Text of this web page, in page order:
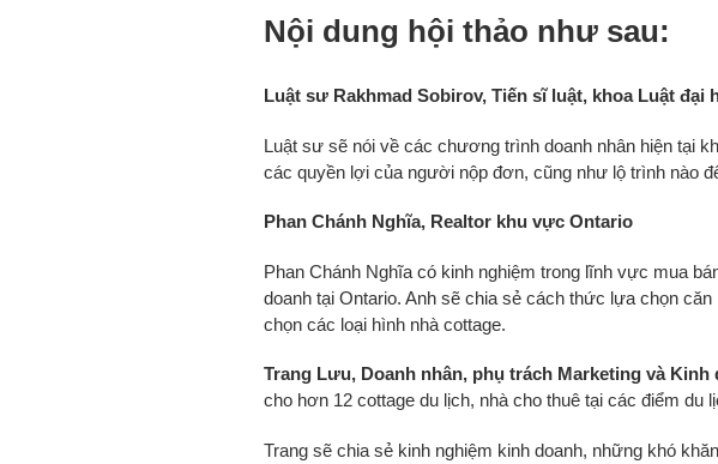
Nội dung hội thảo như sau:
Luật sư Rakhmad Sobirov, Tiến sĩ luật, khoa Luật đại
Luật sư sẽ nói về các chương trình doanh nhân hiện tại
các quyền lợi của người nộp đơn, cũng như lộ trình nào
Phan Chánh Nghĩa, Realtor khu vực Ontario
Phan Chánh Nghĩa có kinh nghiệm trong lĩnh vực mua
doanh tại Ontario. Anh sẽ chia sẻ cách thức lựa chọn
chọn các loại hình nhà cottage.
Trang Lưu, Doanh nhân, phụ trách Marketing và
cho hơn 12 cottage du lịch, nhà cho thuê tại các điểm du
Trang sẽ chia sẻ kinh nghiệm kinh doanh, những khó